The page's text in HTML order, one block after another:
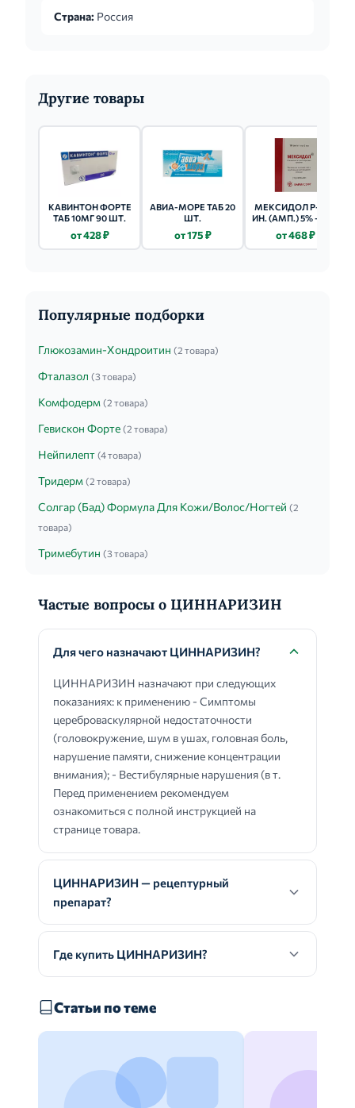
рекомендуемой ...
Страна: Россия
Другие товары
КАВИНТОН ФОРТЕ
ТАБ 10МГ 90 ШТ.
от 428 ₽
АВИА-МОРЕ ТАБ 20
ШТ.
от 175 ₽
МЕКСИДОЛ Р-Р Д/
ИН. (АМП.) 5% - 5МЛ
от 468 ₽
Популярные подборки
Глюкозамин-Хондроитин (2 товара)
Фталазол (3 товара)
Комфодерм (2 товара)
Гевискон Форте (2 товара)
Нейпилепт (4 товара)
Тридерм (2 товара)
Солгар (Бад) Формула Для Кожи/Волос/Ногтей (2
товара)
Тримебутин (3 товара)
Частые вопросы о ЦИННАРИЗИН
Для чего назначают ЦИННАРИЗИН?
ЦИННАРИЗИН назначают при следующих
показаниях: к применению - Симптомы
цереброваскулярной недостаточности
(головокружение, шум в ушах, головная боль,
нарушение памяти, снижение концентрации
внимания); - Вестибулярные нарушения (в т.
Перед применением рекомендуем
ознакомиться с полной инструкцией на
странице товара.
ЦИННАРИЗИН — рецептурный
препарат?
Где купить ЦИННАРИЗИН?
Статьи по теме